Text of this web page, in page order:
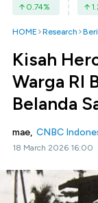
0.74%
HOME Research
Kisah
Warga RI
Belanda
mae, CNBC
18 March 2026 16:00